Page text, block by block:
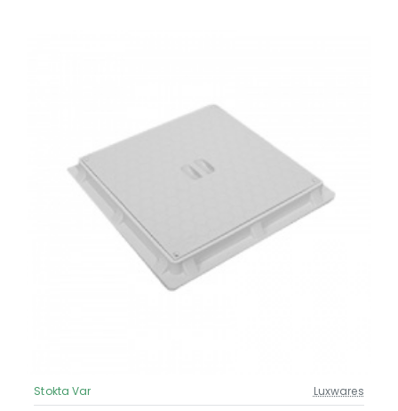
Güncel Fiyat
Stokta Var Luxwares